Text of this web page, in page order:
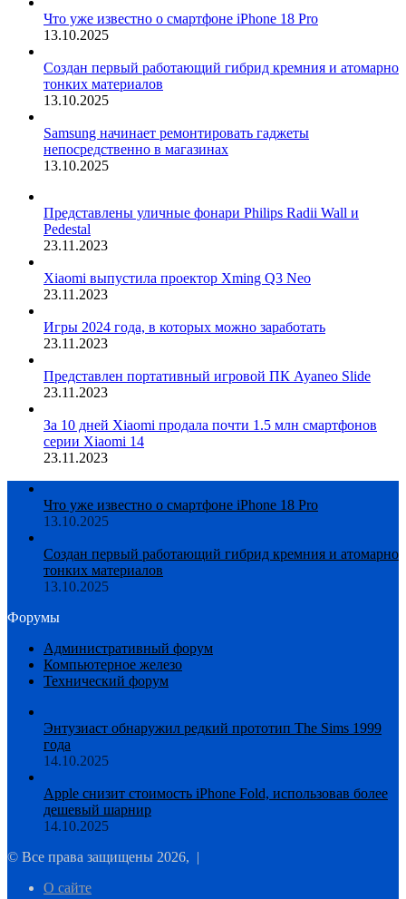
Что уже известно о смартфоне iPhone 18 Pro
13.10.2025
Создан первый работающий гибрид кремния и атомарно
тонких материалов
13.10.2025
Samsung начинает ремонтировать гаджеты
непосредственно в магазинах
13.10.2025
Представлены уличные фонари Philips Radii Wall и
Pedestal
23.11.2023
Xiaomi выпустила проектор Xming Q3 Neo
23.11.2023
Игры 2024 года, в которых можно заработать
23.11.2023
Представлен портативный игровой ПК Ayaneo Slide
23.11.2023
За 10 дней Xiaomi продала почти 1.5 млн смартфонов
серии Xiaomi 14
23.11.2023
Что уже известно о смартфоне iPhone 18 Pro
13.10.2025
Создан первый работающий гибрид кремния и атомарно
тонких материалов
13.10.2025
Форумы
Административный форум
Компьютерное железо
Технический форум
Энтузиаст обнаружил редкий прототип The Sims 1999
года
14.10.2025
Apple снизит стоимость iPhone Fold, использовав более
дешевый шарнир
14.10.2025
© Все права защищены 2026, |
О сайте